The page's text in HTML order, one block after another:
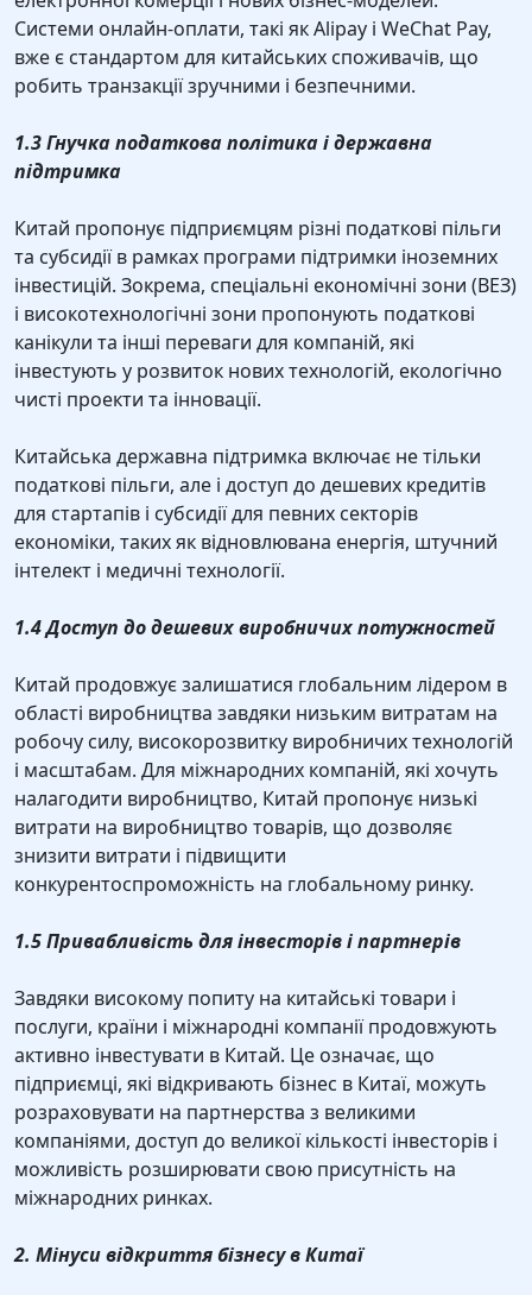
Системи онлайн-оплати, такі як Alipay і WeChat Pay,
вже є стандартом для китайських споживачів, що
робить транзакції зручними і безпечними.
1.3 Гнучка податкова політика і державна
підтримка
Китай пропонує підприємцям різні податкові пільги
та субсидії в рамках програми підтримки іноземних
інвестицій. Зокрема, спеціальні економічні зони (ВЕЗ)
і високотехнологічні зони пропонують податкові
канікули та інші переваги для компаній, які
інвестують у розвиток нових технологій, екологічно
чисті проекти та інновації.
Китайська державна підтримка включає не тільки
податкові пільги, але і доступ до дешевих кредитів
для стартапів і субсидії для певних секторів
економіки, таких як відновлювана енергія, штучний
інтелект і медичні технології.
1.4 Доступ до дешевих виробничих потужностей
Китай продовжує залишатися глобальним лідером в
області виробництва завдяки низьким витратам на
робочу силу, високорозвитку виробничих технологій
і масштабам. Для міжнародних компаній, які хочуть
налагодити виробництво, Китай пропонує низькі
витрати на виробництво товарів, що дозволяє
знизити витрати і підвищити
конкурентоспроможність на глобальному ринку.
1.5 Привабливість для інвесторів і партнерів
Завдяки високому попиту на китайські товари і
послуги, країни і міжнародні компанії продовжують
активно інвестувати в Китай. Це означає, що
підприємці, які відкривають бізнес в Китаї, можуть
розраховувати на партнерства з великими
компаніями, доступ до великої кількості інвесторів і
можливість розширювати свою присутність на
міжнародних ринках.
2. Мінуси відкриття бізнесу в Китаї